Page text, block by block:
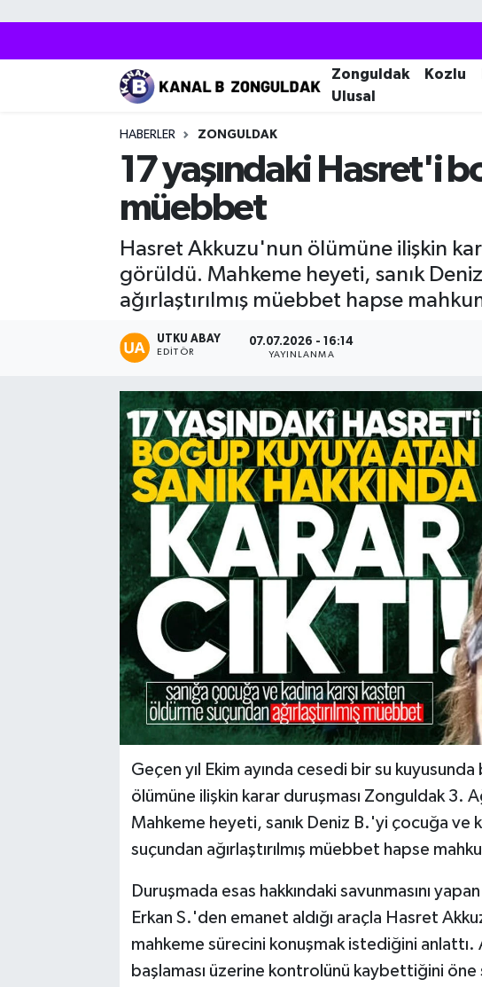
Zonguldak Kozlu
Ulusal
HABERLER ZONGULDAK
17 yaşındaki Hasret'i
müebbet
Hasret Akkuzu'nun ölümüne ilişkin
görüldü. Mahkeme heyeti, sanık
ağırlaştırılmış müebbet hapse
UTKU ABAY
EDITÖR
07.07.2026 - 16:14
YAYINLANMA
Geçen yıl Ekim ayında cesedi bir su
ölümüne ilişkin karar duruşması Zonguldak 3.
Mahkeme heyeti, sanık Deniz B.'yi çocuğa ve
suçundan ağırlaştırılmış müebbet hapse
Duruşmada esas hakkındaki savunmasını
Erkan S.'den emanet aldığı araçla Hasret
mahkeme sürecini konuşmak istediğini anlattı.
başlaması üzerine kontrolünü kaybettiğini öne
Gökçebey
Zonguldak Nöbetçi Eczaneler
Zonguldak Trafik Yoğunluk Haritası
Puan Durumu ve Fikstür
Tüm Manşetler
Son Dakika Haberleri
Haber Arşivi